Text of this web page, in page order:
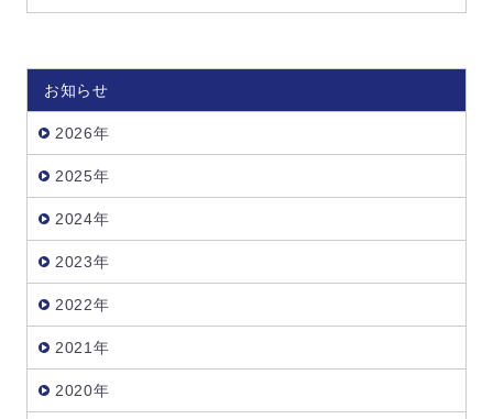
お知らせ
2026年
2025年
2024年
2023年
2022年
2021年
2020年